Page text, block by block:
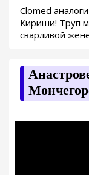
Clomed
Кириши! Труп
сварливой